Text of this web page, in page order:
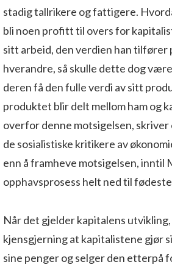
stadig tallrikere og fattigere.
bli noen profitt til overs for
sitt arbeid, den verdien han
hverandre, så skulle dette dog
deren få den fulle verdi av sitt
produktet blir delt mellom ham og
overfor denne motsigelsen,
de sosialistiske kritikere av
enn å fram­heve motsigelsen,
opphavsprosess helt ned til
Når det gjelder kapitalens
kjensgjerning at kapitalistene gjør
sine penger og selger den etterpå